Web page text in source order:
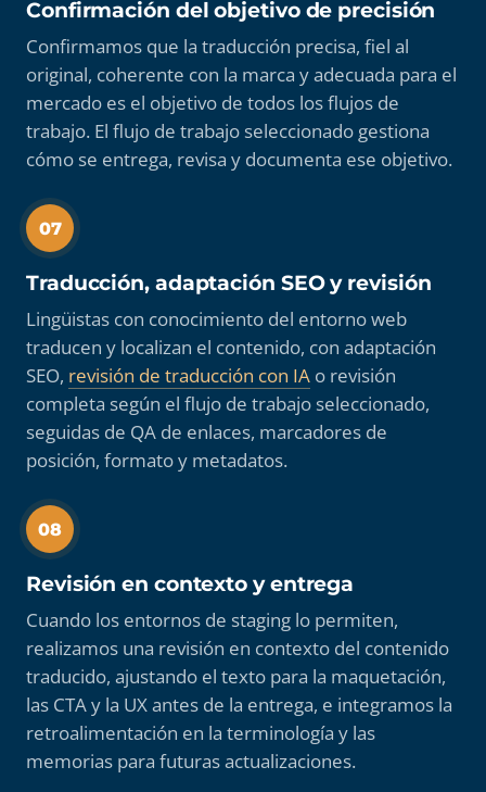
Confirmación del objetivo de precisión
Confirmamos que la traducción precisa, fiel al
original, coherente con la marca y adecuada para el
mercado es el objetivo de todos los flujos de
trabajo. El flujo de trabajo seleccionado gestiona
cómo se entrega, revisa y documenta ese objetivo.
07
Traducción, adaptación SEO y revisión
Lingüistas con conocimiento del entorno web
traducen y localizan el contenido, con adaptación
SEO, revisión de traducción con IA o revisión
completa según el flujo de trabajo seleccionado,
seguidas de QA de enlaces, marcadores de
posición, formato y metadatos.
08
Revisión en contexto y entrega
Cuando los entornos de staging lo permiten,
realizamos una revisión en contexto del contenido
traducido, ajustando el texto para la maquetación,
las CTA y la UX antes de la entrega, e integramos la
retroalimentación en la terminología y las
memorias para futuras actualizaciones.